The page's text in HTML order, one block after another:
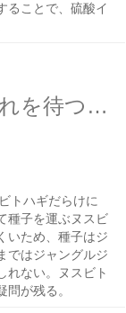
ることで、硫酸イ
ジャングルジム内で獣の訪れを待つひっつき虫
トハギだらけに
種子を運ぶヌスビ
いため、種子はジ
ではジャングルジ
れない。ヌスビト
が残る。